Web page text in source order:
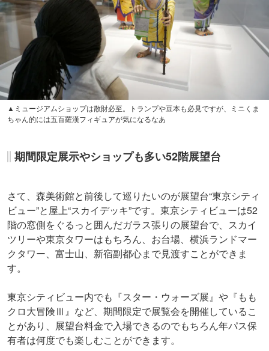
▲ミュージアムショップは散財必至。トランプや豆本も必見ですが、ミニくま
ちゃん的には五百羅漢フィギュアが気になるなあ
期間限定展示やショップも多い52階展望台
さて、森美術館と前後して巡りたいのが展望台“東京シティ
ビュー”と屋上“スカイデッキ”です。東京シティビューは52
階の窓側をぐるっと囲んだガラス張りの展望台で、スカイ
ツリーや東京タワーはもちろん、お台場、横浜ランドマー
クタワー、富士山、新宿副都心まで見渡すことができま
す。
東京シティビュー内でも『スター・ウォーズ展』や『もも
クロ大冒険Ⅲ』など、期間限定で展覧会を開催しているこ
とがあり、展望台料金で入場できるのでもちろん年パス保
有者は何度でも楽しむことができます。